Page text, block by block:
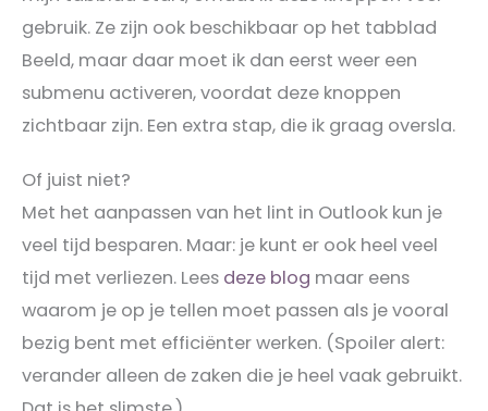
gebruik. Ze zijn ook beschikbaar op het tabblad
Beeld, maar daar moet ik dan eerst weer een
submenu activeren, voordat deze knoppen
zichtbaar zijn. Een extra stap, die ik graag oversla.
Of juist niet?
Met het aanpassen van het lint in Outlook kun je
veel tijd besparen. Maar: je kunt er ook heel veel
tijd met verliezen. Lees deze blog maar eens
waarom je op je tellen moet passen als je vooral
bezig bent met efficiënter werken. (Spoiler alert:
verander alleen de zaken die je heel vaak gebruikt.